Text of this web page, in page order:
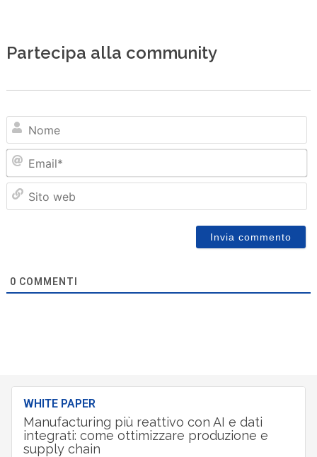
Partecipa alla community
0 COMMENTI
WHITE PAPER
Manufacturing più reattivo con AI e dati
integrati: come ottimizzare produzione e
supply chain